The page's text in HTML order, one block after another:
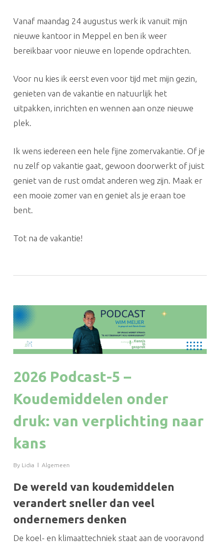
Vanaf maandag 24 augustus werk ik vanuit mijn
nieuwe kantoor in Meppel en ben ik weer
bereikbaar voor nieuwe en lopende opdrachten.
Voor nu kies ik eerst even voor tijd met mijn gezin,
genieten van de vakantie en natuurlijk het
uitpakken, inrichten en wennen aan onze nieuwe
plek.
Ik wens iedereen een hele fijne zomervakantie. Of je
nu zelf op vakantie gaat, gewoon doorwerkt of juist
geniet van de rust omdat anderen weg zijn. Maak er
een mooie zomer van en geniet als je eraan toe
bent.
Tot na de vakantie!
2026 Podcast-5 –
Koudemiddelen onder
druk: van verplichting naar
kans
By Lidia Algemeen
De wereld van koudemiddelen
verandert sneller dan veel
ondernemers denken
De koel- en klimaattechniek staat aan de vooravond